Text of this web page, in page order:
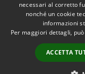
Accessibilità
necessari al corretto
nonché un cookie
informazioni
Per maggiori dettagli,
ACCETTA